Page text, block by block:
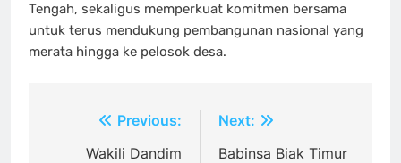
Tengah, sekaligus memperkuat komitmen bersama
untuk terus mendukung pembangunan nasional yang
merata hingga ke pelosok desa.
NavigasiPrevious:
Wakili Dandim
Next:
Babinsa Biak Timur